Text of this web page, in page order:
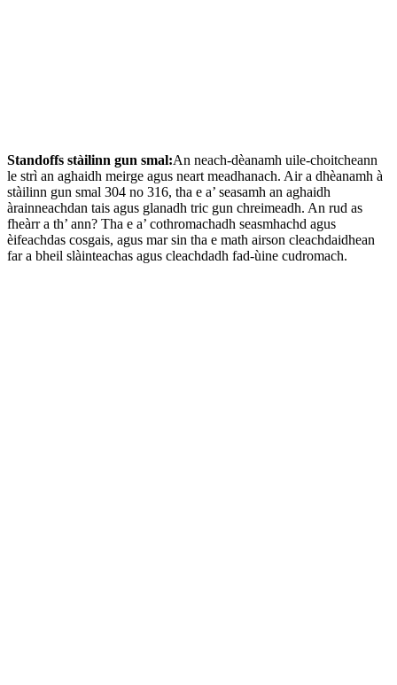
Standoffs stàilinn gun smal:An neach-dèanamh uile-choitcheann
le strì an aghaidh meirge agus neart meadhanach. Air a dhèanamh à
stàilinn gun smal 304 no 316, tha e a’ seasamh an aghaidh
àrainneachdan tais agus glanadh tric gun chreimeadh. An rud as
fheàrr a th’ ann? Tha e a’ cothromachadh seasmhachd agus
èifeachdas cosgais, agus mar sin tha e math airson cleachdaidhean
far a bheil slàinteachas agus cleachdadh fad-ùine cudromach.